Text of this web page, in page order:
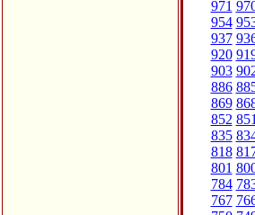
971
954
937
920
903
886
869
852 851
835
818
801
784
767